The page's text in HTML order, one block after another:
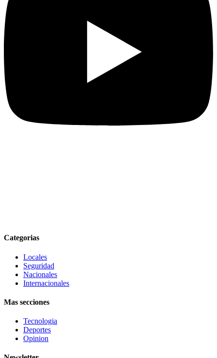
Categorias
Locales
Seguridad
Nacionales
Internacionales
Mas secciones
Tecnologia
Deportes
Opinion